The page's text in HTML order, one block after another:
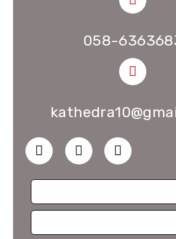
058-